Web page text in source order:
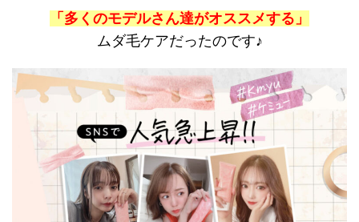
「多くのモデルさん達がオススメする」
ムダ毛ケアだったのです♪